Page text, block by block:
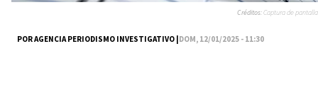
POR AGENCIA PERIODISMO INVESTIGATIVO |DOM, 12/01/2025 - 11:30
Créditos:Captura de pantalla